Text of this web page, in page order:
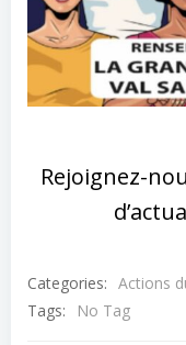
Rejoignez-
Categories: Actions
Tags:
No Tag